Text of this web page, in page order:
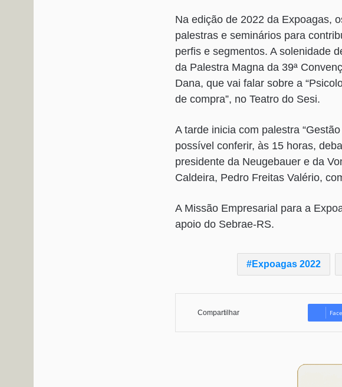
Na edição de 2022 da Expoagas,
palestras e seminários para
perfis e segmentos. A solenidade
da Palestra Magna da 39ª
Dana, que vai falar sobre a
de compra”, no Teatro do Sesi.
A tarde inicia com palestra
possível conferir, às 15 horas,
presidente da Neugebauer e da
Caldeira, Pedro Freitas Valério,
A Missão Empresarial para a
apoio do Sebrae-RS.
Expoagas 2022
Compartilhar